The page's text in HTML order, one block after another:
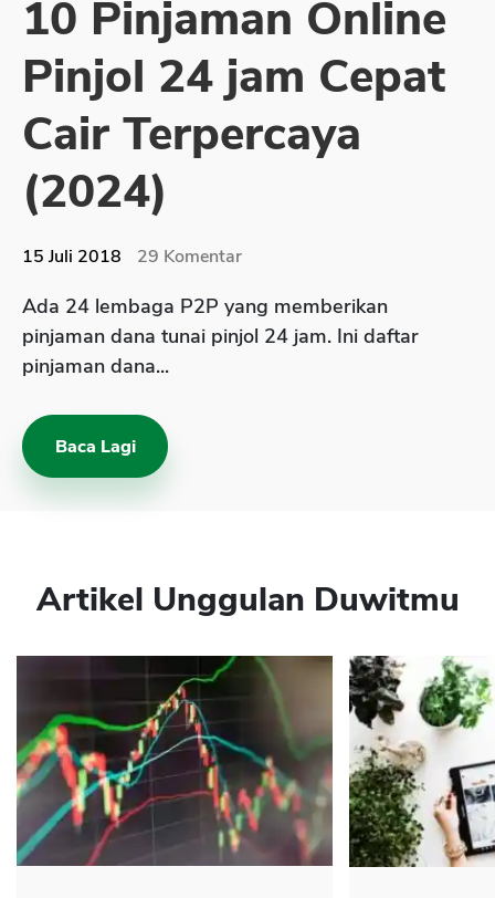
Sekuritas Saham
Bank Digital
Crypto
Assets Crypto
Exchange
Asuransi Kesehatan
Asuransi Syariah
10 Pinjaman Online
Pinjol 24 jam Cepat
Cair Terpercaya
(2024)
15 Juli 2018 29 Komentar
Ada 24 lembaga P2P yang memberikan
pinjaman dana tunai pinjol 24 jam. Ini daftar
pinjaman dana...
Baca Lagi
Artikel Unggulan Duwitmu